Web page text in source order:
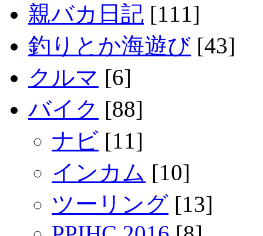
親バカ日記 [111]
釣りとか海遊び [43]
クルマ [6]
バイク [88]
ナビ [11]
インカム [10]
ツーリング [13]